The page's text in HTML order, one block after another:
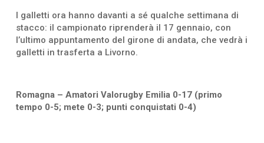
I galletti ora hanno davanti a sé qualche settimana di
stacco: il campionato riprenderà il 17 gennaio, con
l’ultimo appuntamento del girone di andata, che vedrà i
galletti in trasferta a Livorno.
Romagna – Amatori Valorugby Emilia 0-17 (primo
tempo 0-5; mete 0-3; punti conquistati 0-4)